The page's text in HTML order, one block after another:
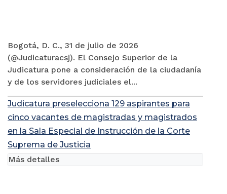
Bogotá, D. C., 31 de julio de 2026
(@Judicaturacsj). El Consejo Superior de la
Judicatura pone a consideración de la ciudadanía
y de los servidores judiciales el...
Judicatura preselecciona 129 aspirantes para
cinco vacantes de magistradas y magistrados
en la Sala Especial de Instrucción de la Corte
Suprema de Justicia
Más detalles